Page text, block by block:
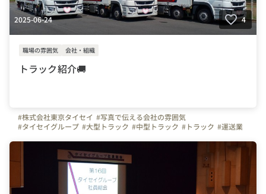
2025-06-24 4
職場の雰囲気 会社・組織
トラック紹介🚚
#株式会社東京タイセイ #写真で伝える会社の雰囲気
#タイセイグループ #大型トラック #中型トラック #トラック #運送業